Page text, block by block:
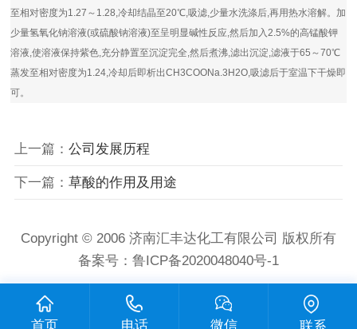
至相对密度为1.27～1.28,冷却结晶至20℃,吸滤,少量水洗涤后,再用热水溶解。加
少量氢氧化钠溶液(或硫酸钠溶液)至呈明显碱性反应,然后加入2.5%的高锰酸钾
溶液,使溶液保持紫色,充分静置至沉淀完全,然后煮沸,滤出沉淀,滤液于65～70℃
蒸发至相对密度为1.24,冷却后即析出CH3COONa.3H2O,吸滤后于室温下干燥即
可。
上一篇： 公司发展历程
下一篇： 草酸的作用及用途
Copyright © 2006 济南汇丰达化工有限公司 版权所有
备案号： 鲁ICP备2020048040号-1
首页 电话 微信